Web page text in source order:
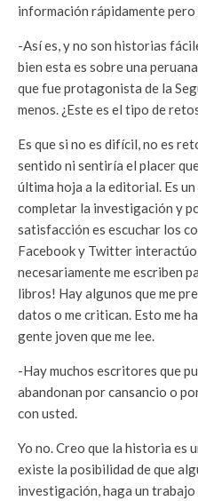
información rápidamente pero
-Así es, y no son historias
bien esta es sobre una
que fue protagonista de la
menos. ¿Este es el tipo de
Es que si no es difícil, no es
sentido ni sentiría el placer
última hoja a la editorial. Es
completar la investigación y
satisfacción es escuchar los
Facebook y Twitter interactúo
necesariamente me escriben
libros! Hay algunos que me
datos o me critican. Esto me
gente joven que me lee.
-Hay muchos escritores que
abandonan por cansancio o
con usted.
Yo no. Creo que la historia es
existe la posibilidad de que
investigación, haga un trabajo